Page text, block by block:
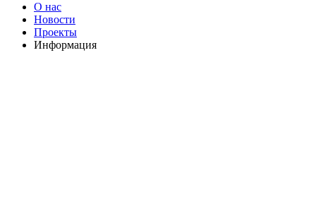
О нас
Новости
Проекты
Информация